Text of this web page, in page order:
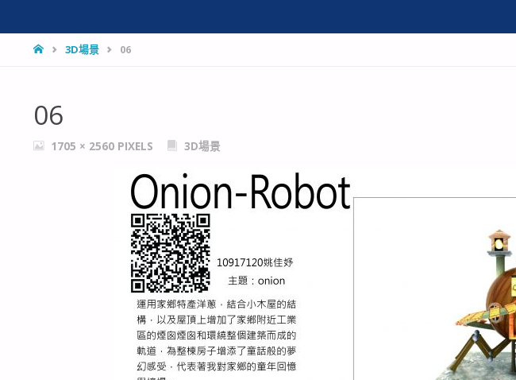
HOME3D場景 06
06
FULL1705 × 2560 PIXELS 3D場景